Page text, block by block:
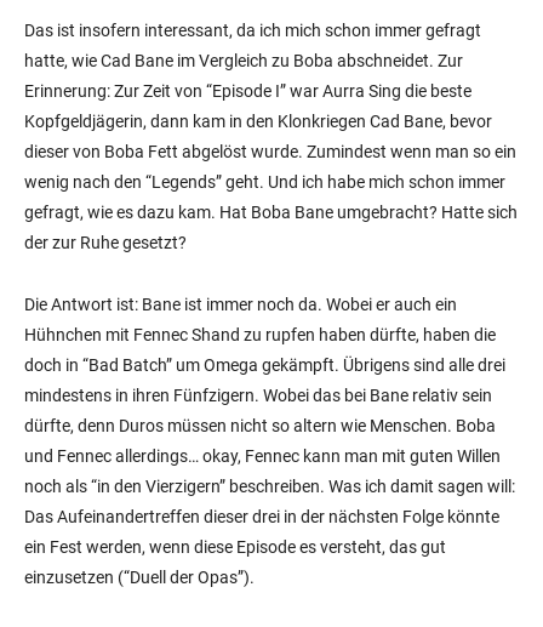
Das ist insofern interessant, da ich mich schon immer gefragt
hatte, wie Cad Bane im Vergleich zu Boba abschneidet. Zur
Erinnerung: Zur Zeit von “Episode I” war Aurra Sing die beste
Kopfgeldjägerin, dann kam in den Klonkriegen Cad Bane, bevor
dieser von Boba Fett abgelöst wurde. Zumindest wenn man so ein
wenig nach den “Legends” geht. Und ich habe mich schon immer
gefragt, wie es dazu kam. Hat Boba Bane umgebracht? Hatte sich
der zur Ruhe gesetzt?
Die Antwort ist: Bane ist immer noch da. Wobei er auch ein
Hühnchen mit Fennec Shand zu rupfen haben dürfte, haben die
doch in “Bad Batch” um Omega gekämpft. Übrigens sind alle drei
mindestens in ihren Fünfzigern. Wobei das bei Bane relativ sein
dürfte, denn Duros müssen nicht so altern wie Menschen. Boba
und Fennec allerdings… okay, Fennec kann man mit guten Willen
noch als “in den Vierzigern” beschreiben. Was ich damit sagen will:
Das Aufeinandertreffen dieser drei in der nächsten Folge könnte
ein Fest werden, wenn diese Episode es versteht, das gut
einzusetzen (“Duell der Opas”).